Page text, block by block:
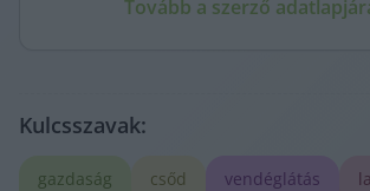
Tovább a szerző
Kulcsszavak:
gazdaság csőd vendéglátás